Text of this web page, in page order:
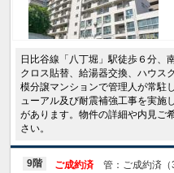
日比谷線「八丁堀」駅徒歩６分、
クロス貼替、給湯器交換、ハウス
模分譲マンションで管理人が常駐
ューアル及び耐震補強工事を実施
があります。物件の詳細や内見ご
さい。
9階 ご成約済 管：ご成約済（